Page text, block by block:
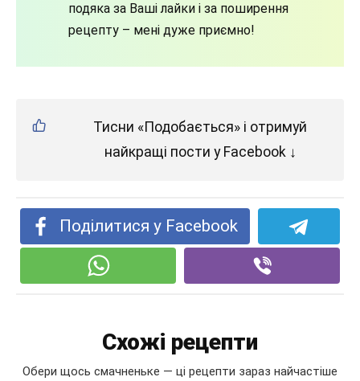
подяка за Ваші лайки і за поширення
рецепту – мені дуже приємно!
Тисни «Подобається» і отримуй
найкращі пости у Facebook ↓
Поділитися у Facebook
Схожі рецепти
Обери щось смачненьке — ці рецепти зараз найчастіше